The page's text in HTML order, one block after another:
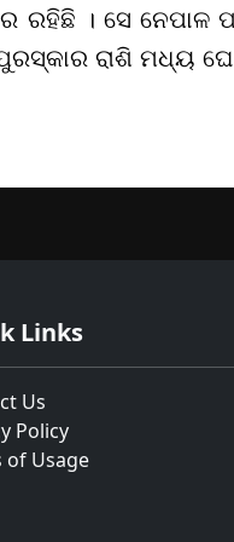
। ସେ ନେପାଳ
ରାଶି ମଧ୍ୟ
Links
Us
Policy
of Usage